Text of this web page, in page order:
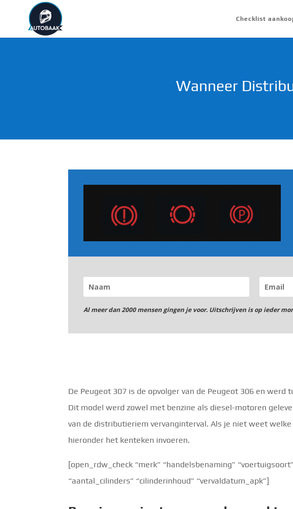
Checklist
Wanneer
Al meer dan 2000 mensen gingen je voor. Uitschrijven is op ieder
De Peugeot 307 is de opvolger van de Peugeot 306 en werd
Dit model werd zowel met benzine als diesel-motoren
van de distributieriem vervanginterval. Als je niet weet
hieronder het kenteken invoeren.
[open_rdw_check “merk” “handelsbenaming”
“aantal_cilinders” “cilinderinhoud” “vervaldatum_apk”]